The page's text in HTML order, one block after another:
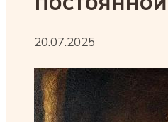
20.07.2025